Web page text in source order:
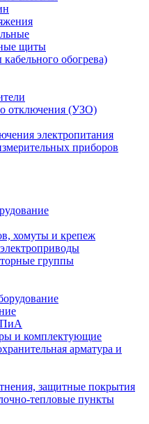
щиты
обогрева)
отключения (УЗО)
электропитания
приборов
хомуты и крепеж
группы
и комплектующие
арматура и
защитные покрытия
тепловые пункты